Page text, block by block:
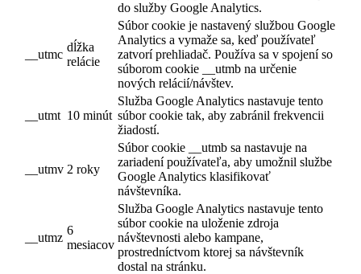
do služby Google Analytics.
__utmc
dĺžka
relácie
Súbor cookie je nastavený službou Google
Analytics a vymaže sa, keď používateľ
zatvorí prehliadač. Používa sa v spojení so
súborom cookie __utmb na určenie
nových relácií/návštev.
__utmt 10 minút
Služba Google Analytics nastavuje tento
súbor cookie tak, aby zabránil frekvencii
žiadostí.
__utmv 2 roky
Súbor cookie __utmb sa nastavuje na
zariadení používateľa, aby umožnil službe
Google Analytics klasifikovať
návštevníka.
__utmz
6
mesiacov
Služba Google Analytics nastavuje tento
súbor cookie na uloženie zdroja
návštevnosti alebo kampane,
prostredníctvom ktorej sa návštevník
dostal na stránku.